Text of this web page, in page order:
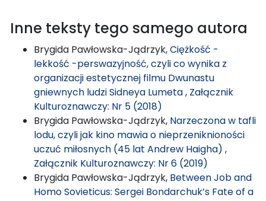
Inne teksty tego samego autora
Brygida Pawłowska-Jądrzyk,Ciężkość -
lekkość -perswazyjność, czyli co wynika z
organizacji estetycznej filmu Dwunastu
gniewnych ludzi Sidneya Lumeta, Załącznik
Kulturoznawczy: Nr 5 (2018)
Brygida Pawłowska-Jądrzyk, Narzeczona w tafli
lodu, czyli jak kino mawia o nieprzeniknioności
uczuć miłosnych (45 lat Andrew Haigha) ,
Załącznik Kulturoznawczy: Nr 6 (2019)
Brygida Pawłowska-Jądrzyk, Between Job and
Homo Sovieticus: Sergei Bondarchuk’s Fate of a